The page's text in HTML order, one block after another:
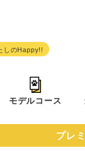
モデルコース
プレ